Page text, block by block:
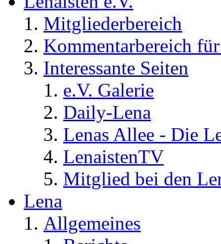
Mitgliederbereich
Kommentarbereich
Interessante Seiten
e.V. Galerie
Daily-Lena
Lenas Allee - Die
LenaistenTV
Mitglied bei den
Lena
Allgemeines